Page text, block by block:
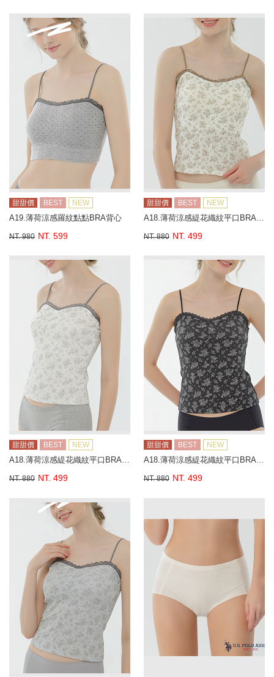
甜甜價 BEST NEW
A19.薄荷涼感羅紋點點BRA背心
NT. 980 NT. 599
甜甜價 BEST NEW
NT. 880 NT. 499
甜甜價 BEST NEW
A18.薄荷涼感緹花織紋平口BRA背心
NT. 880 NT. 499
甜甜價 BEST NEW
A18.薄荷涼感緹花織紋平口BRA背心
NT. 880 NT. 499